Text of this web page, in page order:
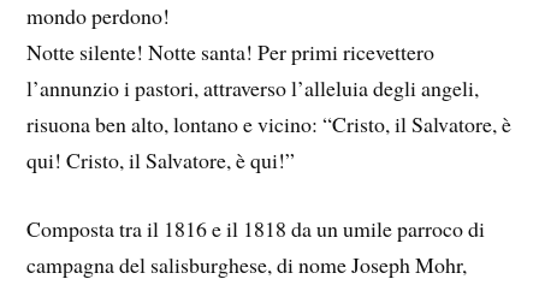
mondo perdono!
Notte silente! Notte santa! Per primi ricevettero
l’annunzio i pastori, attraverso l’alleluia degli angeli,
risuona ben alto, lontano e vicino: “Cristo, il Salvatore, è
qui! Cristo, il Salvatore, è qui!”
Composta tra il 1816 e il 1818 da un umile parroco di
campagna del salisburghese, di nome Joseph Mohr,